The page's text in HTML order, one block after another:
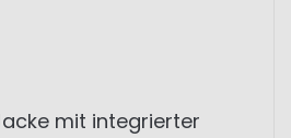
mit integrierter